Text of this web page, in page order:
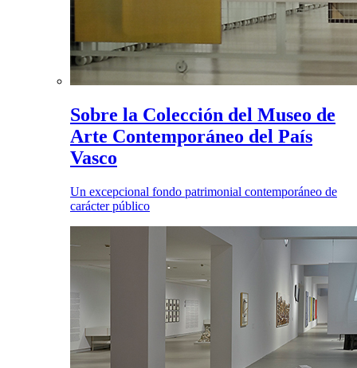
Sobre la Colección del Museo de
Arte Contemporáneo del País
Vasco
Un excepcional fondo patrimonial contemporáneo de
carácter público